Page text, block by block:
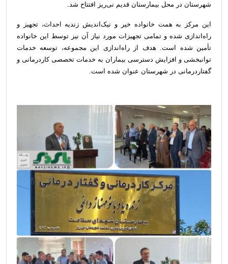
شهرستان در محل بیمارستان قدیم نی‌ریز افتتاح شد.
این مرکز به همت خانواده خیر و نیک‌اندیش زندیه احداث، تجهیز و
راه‌اندازی شده و تمامی تجهیزات مورد نیاز آن نیز توسط این خانواده
تأمین شده است. هدف از راه‌اندازی این مجموعه، توسعه خدمات
توانبخشی و افزایش دسترسی بیماران به خدمات تخصصی کاردرمانی و
گفتاردرمانی در شهرستان عنوان شده است.